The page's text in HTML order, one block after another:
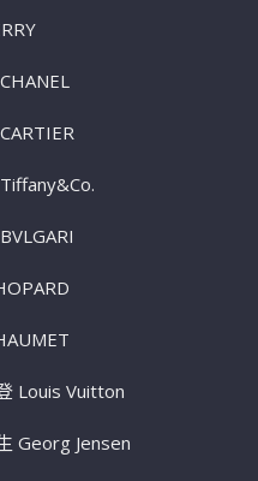
Louis Vuitton
Georg Jensen